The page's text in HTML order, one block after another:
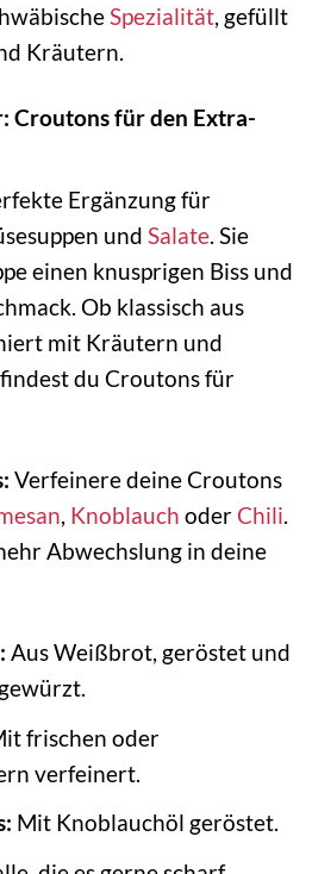
Spezialität, gefüllt
Kräutern.
Croutons für den Extra-
Ergänzung für
und Salate. Sie
einen knusprigen Biss und
Ob klassisch aus
mit Kräutern und
du Croutons für
Verfeinere deine Croutons
, Knoblauch oder Chili.
Abwechslung in deine
Aus Weißbrot, geröstet und
gewürzt.
frischen oder
verfeinert.
Mit Knoblauchöl geröstet.